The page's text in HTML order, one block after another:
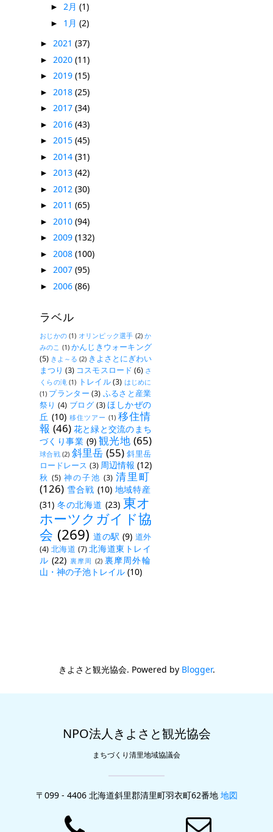
► 2月 (1)
► 1月 (2)
► 2021 (37)
► 2020 (11)
► 2019 (15)
► 2018 (25)
► 2017 (34)
► 2016 (43)
► 2015 (45)
► 2014 (31)
► 2013 (42)
► 2012 (30)
► 2011 (65)
► 2010 (94)
► 2009 (132)
► 2008 (100)
► 2007 (95)
► 2006 (86)
ラベル
おじかの (1) オリンピック選手 (2) か
みのこ (1) かんじきウォーキング
(5) きよ～る (2) きよさとにぎわい
まつり (3) コスモスロード (6) さ
くらの滝 (1) トレイル(3) はじめに
(1) プランター (3) ふるさと産業
祭り (4) ブログ (3) ほしかぜの
丘 (10) 移住ツアー (1) 移住情
報 (46) 花と緑と交流のまち
づくり事業 (9) 観光地 (65)
球合戦 (2) 斜里岳 (55) 斜里岳
ロードレース (3) 周辺情報 (12)
秋 (5) 神の子池 (3) 清里町
(126) 雪合戦 (10) 地域特産
(31) 冬の北海道 (23) 東オ
ホーツクガイド協
会 (269) 道の駅 (9) 道外
(4) 北海道 (7) 北海道東トレイ
ル (22) 裏摩周 (2) 裏摩周外輪
山・神の子池トレイル (10)
きよさと観光協会. Powered by Blogger.
NPO法人きよさと観光協会
まちづくり清里地域協議会
〒099 - 4406 北海道斜里郡清里町羽衣町62番地 地図